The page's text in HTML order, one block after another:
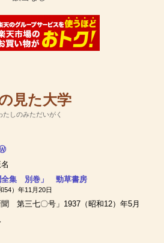
見た大学
たしのみただいがく
全集 別巻」 勁草書房
54）年11月20日
聞 第三七〇号」1937（昭和12）年5月